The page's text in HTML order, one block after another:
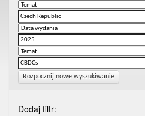
Rozpocznij nowe wyszukiwanie
Dodaj filtr: